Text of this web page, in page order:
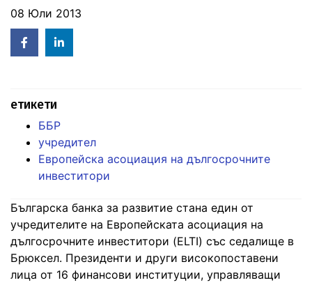
08 Юли 2013
Facebook
in
етикети
ББР
учредител
Европейска асоциация на дългосрочните
инвеститори
Българска банка за развитие стана един от
учредителите на Европейската асоциация на
дългосрочните инвеститори (ELTI) със седалище в
Брюксел. Президенти и други високопоставени
лица от 16 финансови институции, управляващи